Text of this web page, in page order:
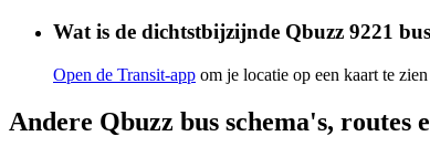
Wat is de dichtstbijzijnde Qbuzz 9221
Open de Transit-app om je locatie op een kaart te
Andere Qbuzz bus schema's, routes